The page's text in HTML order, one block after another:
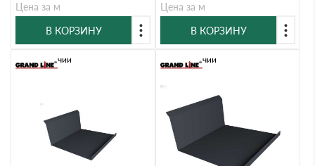
Цена за м
В КОРЗИНУ
Цена за м
В КОРЗИНУ
В наличии В наличии